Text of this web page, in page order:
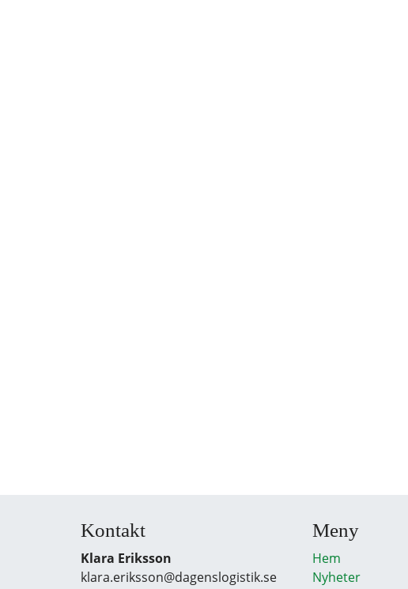
Kontakt
Klara Eriksson
klara.eriksson@dagenslogistik.se
Meny
Hem
Nyheter